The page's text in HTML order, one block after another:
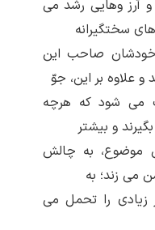
آرز وهایی رشد می
سختگیرانه
صاحب این
و علاوه بر این، جوّ
می شود که هرچه
و بیشتر
موضوع، به چالش
می زند؛ به
زیادی را تحمل می